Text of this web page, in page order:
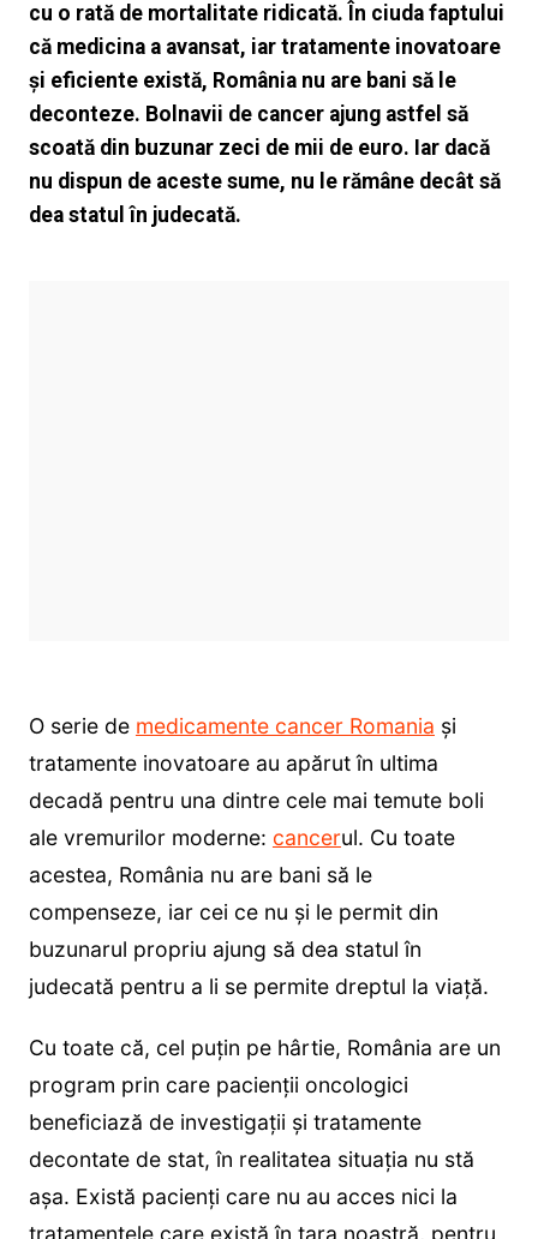
cu o rată de mortalitate ridicată. În ciuda faptului
că medicina a avansat, iar tratamente inovatoare
și eficiente există, România nu are bani să le
deconteze. Bolnavii de cancer ajung astfel să
scoată din buzunar zeci de mii de euro. Iar dacă
nu dispun de aceste sume, nu le rămâne decât să
dea statul în judecată.
O serie de medicamente cancer Romania și
tratamente inovatoare au apărut în ultima
decadă pentru una dintre cele mai temute boli
ale vremurilor moderne: cancerul. Cu toate
acestea, România nu are bani să le
compenseze, iar cei ce nu și le permit din
buzunarul propriu ajung să dea statul în
judecată pentru a li se permite dreptul la viață.
Cu toate că, cel puțin pe hârtie, România are un
program prin care pacienții oncologici
beneficiază de investigații și tratamente
decontate de stat, în realitatea situația nu stă
așa. Există pacienți care nu au acces nici la